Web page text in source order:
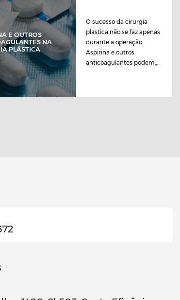
E OUTROS
NA
PLÁSTICA
O sucesso da cirurgia
plástica não se faz apenas
durante a operação.
Aspirina e outros
anticoagulantes podem